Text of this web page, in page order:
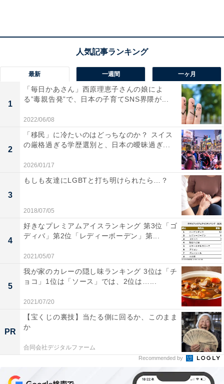
小・中学生で比較すると、男女とも多彩なライン
ナップに
次に小学生の男女別結果です。男子のTOP3、3位は「野
球選手」（6.5％）、2位は「YouTuber」（8.5％）、1位
は「サッカー選手」（9.3％）でした。
最新 一週間 一ヶ月
1
「毎日かあさん」西原理恵子さんの娘によ
る”毒親告発”で、日本の子育てSNS界隈が...
2022/06/08
2
「移民」に冷たいのはどっちなのか？ スイス
の厳格過ぎる学歴選別と、日本の曖昧過ぎ...
2026/01/17
3
もしも友達にLGBTと打ち明けられたら…？
2018/07/05
4
好きなプレミアムアイスランキング 第3位「ゴ
ディバ」第2位「レディーボーデン」第...
2021/05/07
5
我が家のカレーの隠し味ランキング 3位は「チ
ョコ」1位は「ソース」では、2位は…...
2021/07/20
PR
【宝くじの裏技】当たる側に回るか、このまま
か
合同会社デジタルファーム
Recommended by